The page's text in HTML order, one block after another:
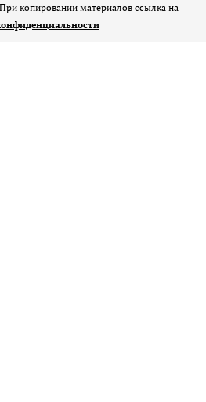
копировании материалов ссылка на